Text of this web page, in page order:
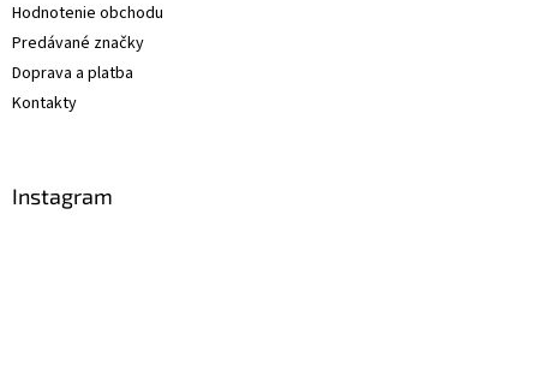
Hodnotenie obchodu
Predávané značky
Doprava a platba
Kontakty
Instagram